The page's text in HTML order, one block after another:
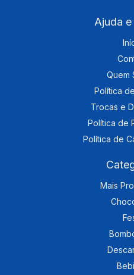
Ajuda
Quem
Política
Trocas e
Política de
Política de
Mais